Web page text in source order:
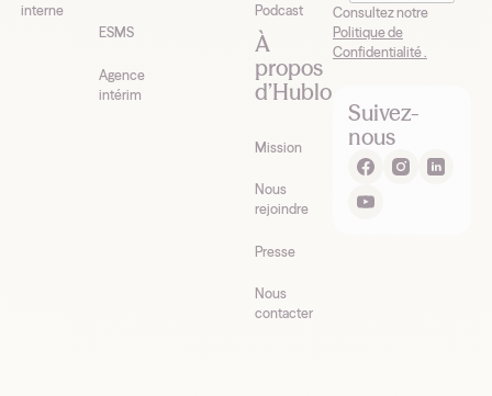
interne
ESMS
Agence
intérim
Podcast
À
propos
d’Hublo
Mission
Nous
rejoindre
Presse
Nous
contacter
Consultez notre
Politique de
Confidentialité .
Suivez-
nous